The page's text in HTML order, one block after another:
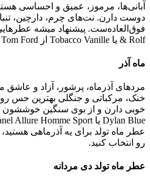
آبانی‌ها، مرموز، عمیق و احساسی
دوست دارن. نت‌های چرم، دارچین،
& Rolf یا Tobacco Vanille از Tom Ford رو بزنن.
ماه آذر
مرد‌های آذرماه، پرشور، آزاد و
خنک، مرکباتی و جنگلی بهترین حس
عطر ماه تولد برای یه آذرماهی هستید،
رو انتخاب کنید.
عطر ماه تولد دی مردانه